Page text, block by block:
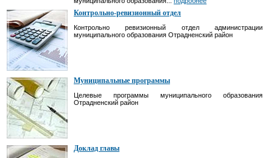
Контрольно-ревизионный отдел
Контрольно ревизионный отдел администрации
муниципального образования Отрадненский район
Муниципальные программы
Целевые программы муниципального образования
Отрадненский район
Доклад главы